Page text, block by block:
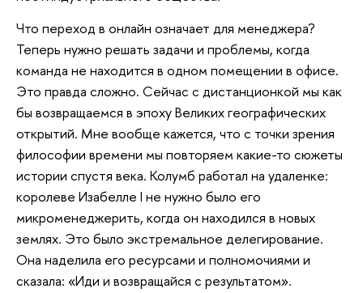
Что переход в онлайн означает для менеджера?
Теперь нужно решать задачи и проблемы, когда
команда не находится в одном помещении в офисе.
Это правда сложно. Сейчас с дистанционкой мы как
бы возвращаемся в эпоху Великих географических
открытий. Мне вообще кажется, что с точки зрения
философии времени мы повторяем какие-то сюжеты
истории спустя века. Колумб работал на удаленке:
королеве Изабелле I не нужно было его
микроменеджерить, когда он находился в новых
землях. Это было экстремальное делегирование.
Она наделила его ресурсами и полномочиями и
сказала: «Иди и возвращайся с результатом».